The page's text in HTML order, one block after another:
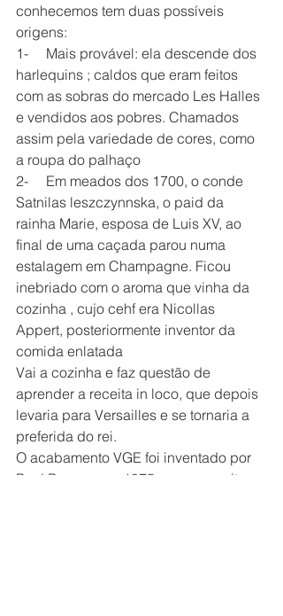
conhecemos tem duas possíveis
origens:
1-     Mais provável: ela descende dos
harlequins ; caldos que eram feitos
com as sobras do mercado Les Halles
e vendidos aos pobres. Chamados
assim pela variedade de cores, como
a roupa do palhaço
2-     Em meados dos 1700, o conde
Satnilas leszczynnska, o paid da
rainha Marie, esposa de Luis XV, ao
final de uma caçada parou numa
estalagem em Champagne. Ficou
inebriado com o aroma que vinha da
cozinha , cujo cehf era Nicollas
Appert, posteriormente inventor da
comida enlatada
Vai a cozinha e faz questão de
aprender a receita in loco, que depois
levaria para Versailles e se tornaria a
preferida do rei.
O acabamento VGE foi inventado por
Paul Bocuse em 1975 para a receita